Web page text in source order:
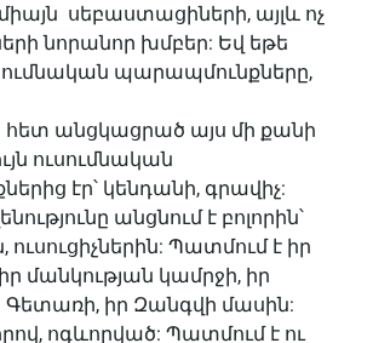
սեբաստացիների, այլև ոչ
նորանոր խմբեր: Եվ եթե
պարապմունքները,
հետ անցկացրած այս մի քանի
ուսումնական
էր՝ կենդանի, գրավիչ:
անցնում է բոլորին՝
ուսուցիչներին: Պատմում է իր
մանկության կամրջի, իր
Գետառի, իր Զանգվի մասին:
ոգևորված: Պատմում է ու